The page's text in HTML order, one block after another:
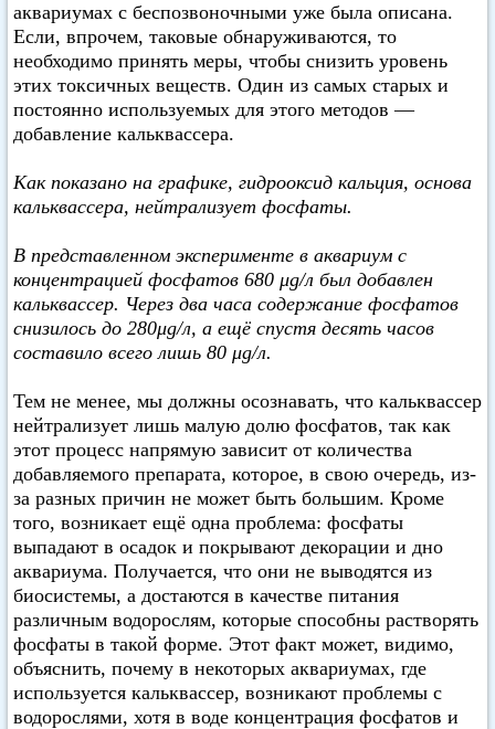
аквариумах с беспозвоночными уже была описана.
Если, впрочем, таковые обнаруживаются, то
необходимо принять меры, чтобы снизить уровень
этих токсичных веществ. Один из самых старых и
постоянно используемых для этого методов —
добавление кальквассера.
Как показано на графике, гидрооксид кальция, основа
кальквассера, нейтрализует фосфаты.
В представленном эксперименте в аквариум с
концентрацией фосфатов 680 μg/л был добавлен
кальквассер. Через два часа содержание фосфатов
снизилось до 280μg/л, а ещё спустя десять часов
составило всего лишь 80 μg/л.
Тем не менее, мы должны осознавать, что кальквассер
нейтрализует лишь малую долю фосфатов, так как
этот процесс напрямую зависит от количества
добавляемого препарата, которое, в свою очередь, из-
за разных причин не может быть большим. Кроме
того, возникает ещё одна проблема: фосфаты
выпадают в осадок и покрывают декорации и дно
аквариума. Получается, что они не выводятся из
биосистемы, а достаются в качестве питания
различным водорослям, которые способны растворять
фосфаты в такой форме. Этот факт может, видимо,
объяснить, почему в некоторых аквариумах, где
используется кальквассер, возникают проблемы с
водорослями, хотя в воде концентрация фосфатов и